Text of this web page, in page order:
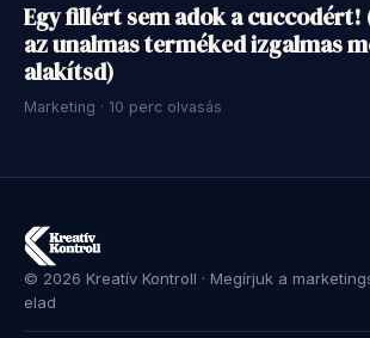
Egy fillért sem adok a cuccodért!
az unalmas terméked izgalmas
alakítsd)
Marketing · 10 perc olvasás
© 2026 Kreatív Kontroll · Megírjuk a
elad